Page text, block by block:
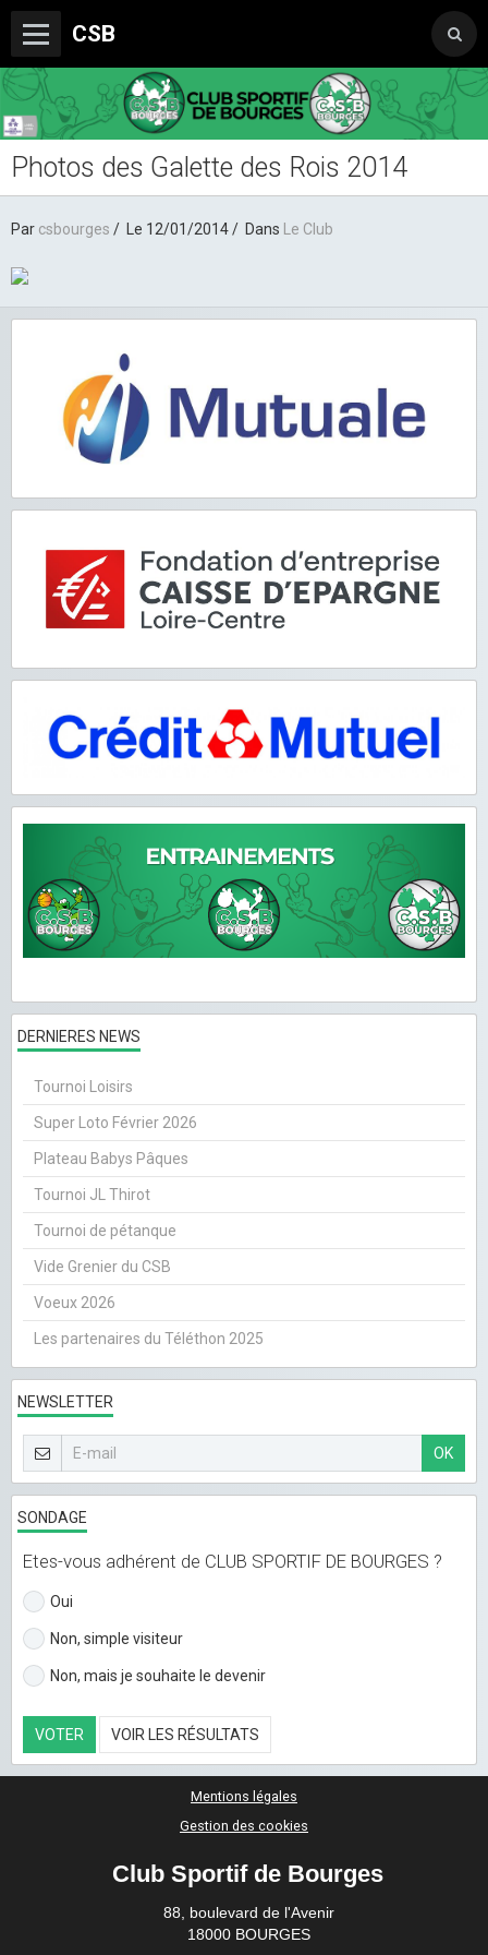
CSB
Le Club
Sondages
Photos des Galette des Rois 2014
Par csbourges Le 12/01/2014 Dans Le Club
DERNIERES NEWS
Tournoi Loisirs
Super Loto Février 2026
Plateau Babys Pâques
Tournoi JL Thirot
Tournoi de pétanque
Vide Grenier du CSB
Voeux 2026
Les partenaires du Téléthon 2025
NEWSLETTER
OK
SONDAGE
Etes-vous adhérent de CLUB SPORTIF DE BOURGES ?
Oui
Non, simple visiteur
Non, mais je souhaite le devenir
VOTER VOIR LES RÉSULTATS
Mentions légales
Gestion des cookies
Club Sportif de Bourges
88, boulevard de l'Avenir
18000 BOURGES